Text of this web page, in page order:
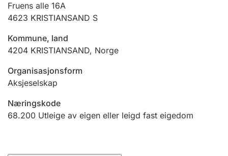
Jeger
Ektepaktrettleiaren
Andre tema
Fruens alle 16A
4623 KRISTIANSAND S
Kommune, land
4204 KRISTIANSAND, Norge
Organisasjonsform
Aksjeselskap
Næringskode
68.200 Utleige av eigen eller leigd fast eigedom